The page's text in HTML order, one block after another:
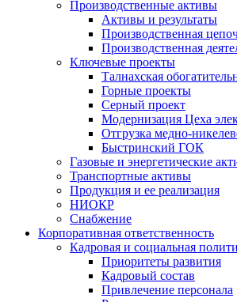
Производственные активы
Активы и результаты
Производственная
Производственная
Ключевые проекты
Талнахская
Горные проекты
Серный проект
Модернизация Цеха
Отгрузка медно-
Быстринский ГОК
Газовые и энергетические
Транспортные активы
Продукция и ее реализация
НИОКР
Снабжение
Корпоративная ответственность
Кадровая и социальная
Приоритеты развития
Кадровый состав
Привлечение персонала